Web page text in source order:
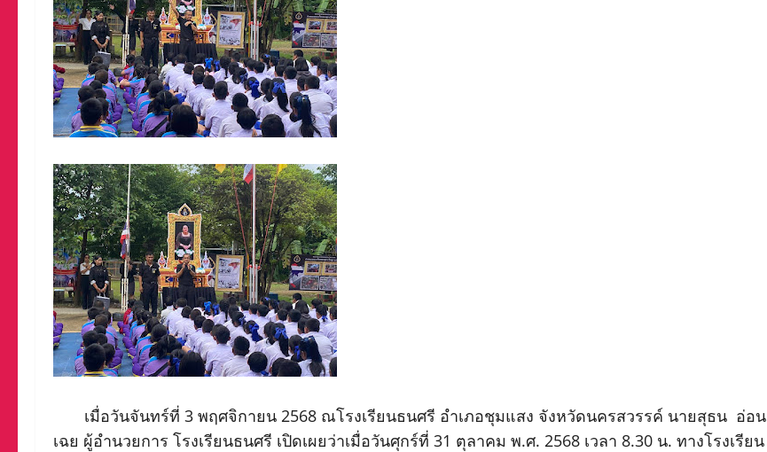
เมื่อวันจันทร์ที่ 3 พฤศจิกายน 2568 ณโรงเรียนธนศรี อำเภอชุมแสง จังหวัดนครสวรรค์ นายสุธน อ่อน
เฉย ผู้อำนวยการ โรงเรียนธนศรี เปิดเผยว่าเมื่อวันศุกร์ที่ 31 ตุลาคม พ.ศ. 2568 เวลา 8.30 น. ทางโรงเรียน